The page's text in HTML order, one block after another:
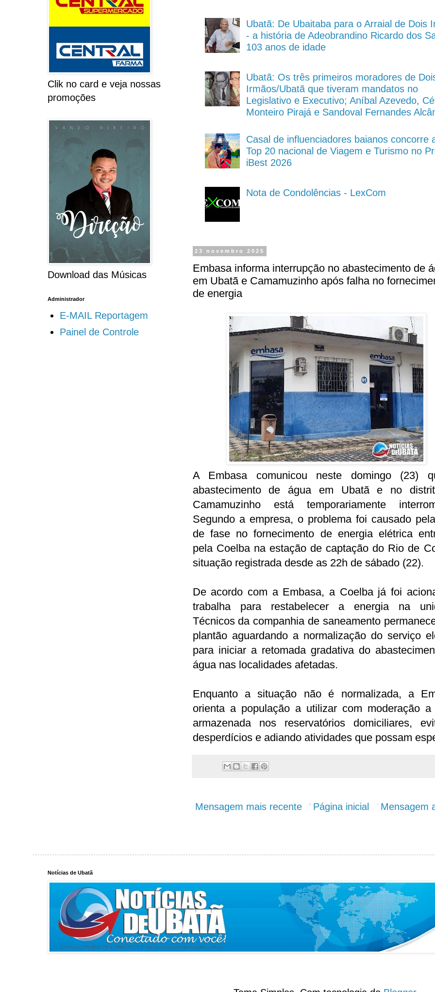
Ubatã: De Ubaitaba para o Arraial de Dois
- a história de Adeobrandino Ricardo dos
103 anos de idade
Ubatã: Os três primeiros moradores de
Irmãos/Ubatã que tiveram mandatos no
Legislativo e Executivo; Aníbal Azevedo,
Monteiro Pirajá e Sandoval Fernandes
Casal de influenciadores baianos concorre
Top 20 nacional de Viagem e Turismo no
iBest 2026
Nota de Condolências - LexCom
23 novembro 2025
Embasa informa interrupção no abastecimento de
em Ubatã e Camamuzinho após falha no
de energia
A Embasa comunicou neste domingo (23)
abastecimento de água em Ubatã e no
Camamuzinho está temporariamente
Segundo a empresa, o problema foi causado
de fase no fornecimento de energia elétrica
pela Coelba na estação de captação do Rio de
situação registrada desde as 22h de sábado (22).
De acordo com a Embasa, a Coelba já foi
trabalha para restabelecer a energia na
Técnicos da companhia de saneamento
plantão aguardando a normalização do serviço
para iniciar a retomada gradativa do
água nas localidades afetadas.
Enquanto a situação não é normalizada, a
orienta a população a utilizar com moderação a
armazenada nos reservatórios domiciliares,
desperdícios e adiando atividades que possam
Mensagem mais recente Mensagem
Página inicial
Clik no card e veja nossas
promoções
Download das Músicas
Administrador
E-MAIL Reportagem
Painel de Controle
Notícias de Ubatã